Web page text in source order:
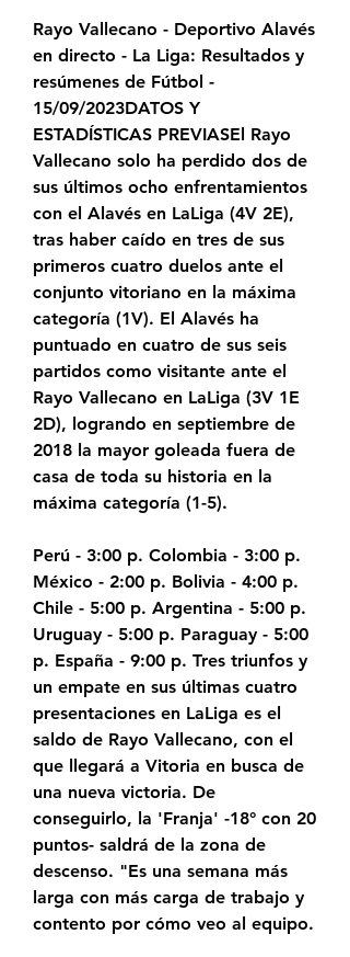
Rayo Vallecano - Deportivo Alavés
en directo - La Liga: Resultados y
resúmenes de Fútbol -
15/09/2023DATOS Y
ESTADÍSTICAS PREVIASEl Rayo
Vallecano solo ha perdido dos de
sus últimos ocho enfrentamientos
con el Alavés en LaLiga (4V 2E),
tras haber caído en tres de sus
primeros cuatro duelos ante el
conjunto vitoriano en la máxima
categoría (1V). El Alavés ha
puntuado en cuatro de sus seis
partidos como visitante ante el
Rayo Vallecano en LaLiga (3V 1E
2D), logrando en septiembre de
2018 la mayor goleada fuera de
casa de toda su historia en la
máxima categoría (1-5).
Perú - 3:00 p. Colombia - 3:00 p.
México - 2:00 p. Bolivia - 4:00 p.
Chile - 5:00 p. Argentina - 5:00 p.
Uruguay - 5:00 p. Paraguay - 5:00
p. España - 9:00 p. Tres triunfos y
un empate en sus últimas cuatro
presentaciones en LaLiga es el
saldo de Rayo Vallecano, con el
que llegará a Vitoria en busca de
una nueva victoria. De
conseguirlo, la 'Franja' -18° con 20
puntos- saldrá de la zona de
descenso. "Es una semana más
larga con más carga de trabajo y
contento por cómo veo al equipo.